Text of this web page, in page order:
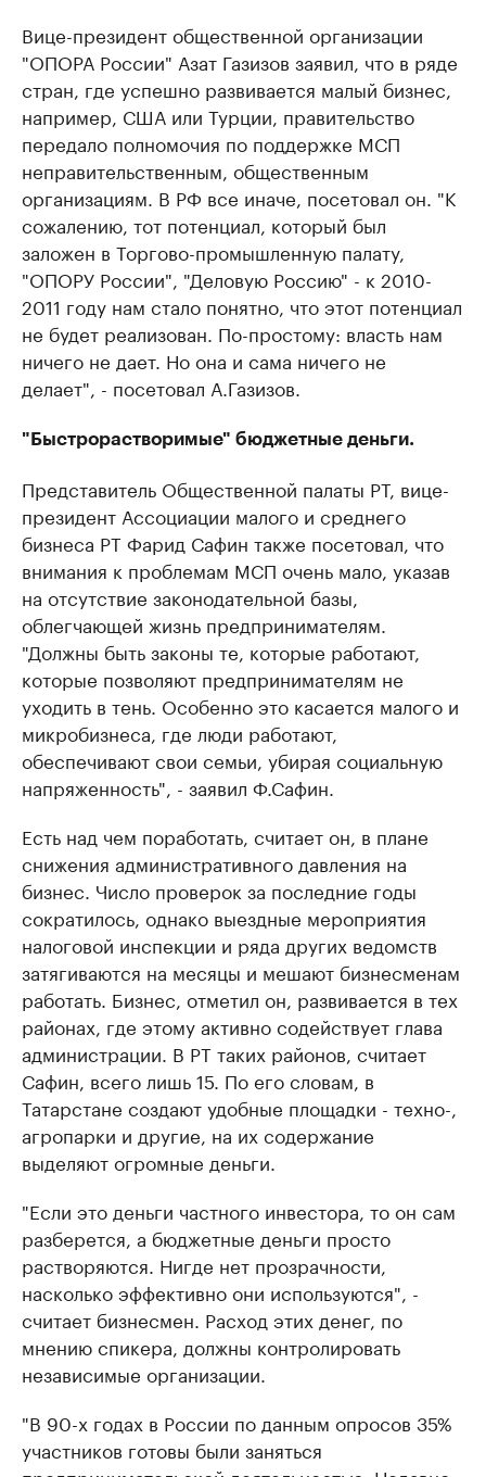
Вице-президент общественной организации
"ОПОРА России" Азат Газизов заявил, что в ряде
стран, где успешно развивается малый бизнес,
например, США или Турции, правительство
передало полномочия по поддержке МСП
неправительственным, общественным
организациям. В РФ все иначе, посетовал он. "К
сожалению, тот потенциал, который был
заложен в Торгово-промышленную палату,
"ОПОРУ России", "Деловую Россию" - к 2010-
2011 году нам стало понятно, что этот потенциал
не будет реализован. По-простому: власть нам
ничего не дает. Но она и сама ничего не
делает", - посетовал А.Газизов.
"Быстрорастворимые" бюджетные деньги.
Представитель Общественной палаты РТ, вице-
президент Ассоциации малого и среднего
бизнеса РТ Фарид Сафин также посетовал, что
внимания к проблемам МСП очень мало, указав
на отсутствие законодательной базы,
облегчающей жизнь предпринимателям.
"Должны быть законы те, которые работают,
которые позволяют предпринимателям не
уходить в тень. Особенно это касается малого и
микробизнеса, где люди работают,
обеспечивают свои семьи, убирая социальную
напряженность", - заявил Ф.Сафин.
Есть над чем поработать, считает он, в плане
снижения административного давления на
бизнес. Число проверок за последние годы
сократилось, однако выездные мероприятия
налоговой инспекции и ряда других ведомств
затягиваются на месяцы и мешают бизнесменам
работать. Бизнес, отметил он, развивается в тех
районах, где этому активно содействует глава
администрации. В РТ таких районов, считает
Сафин, всего лишь 15. По его словам, в
Татарстане создают удобные площадки - техно-,
агропарки и другие, на их содержание
выделяют огромные деньги.
"Если это деньги частного инвестора, то он сам
разберется, а бюджетные деньги просто
растворяются. Нигде нет прозрачности,
насколько эффективно они используются", -
считает бизнесмен. Расход этих денег, по
мнению спикера, должны контролировать
независимые организации.
"В 90-х годах в России по данным опросов 35%
участников готовы были заняться